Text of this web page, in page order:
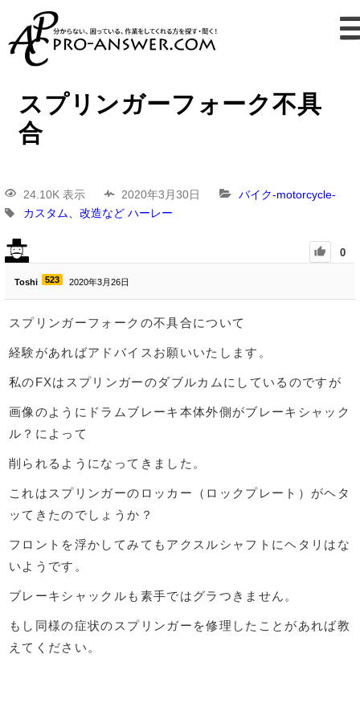
スプリンガーフォーク不具
合
24.10K 表示 2020年3月30日
バイク-motorcycle-
カスタム、改造など ハーレー
0
Toshi 523 2020年3月26日
スプリンガーフォークの不具合について
経験があればアドバイスお願いいたします。
私のFXはスプリンガーのダブルカムにしているのですが
画像のようにドラムブレーキ本体外側がブレーキシャック
ル？によって
削られるようになってきました。
これはスプリンガーのロッカー（ロックプレート）がヘタ
ッてきたのでしょうか？
フロントを浮かしてみてもアクスルシャフトにヘタリはな
いようです。
ブレーキシャックルも素手ではグラつきません。
もし同様の症状のスプリンガーを修理したことがあれば教
えてください。